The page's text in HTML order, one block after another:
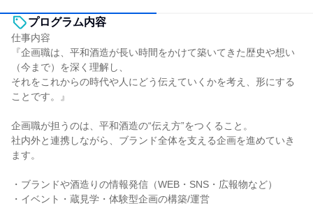
プログラム内容
仕事内容
『企画職は、平和酒造が長い時間をかけて築いてきた歴史や想い
（今まで）を深く理解し、
それをこれからの時代や人にどう伝えていくかを考え、形にする
ことです。』
企画職が担うのは、平和酒造の“伝え方”をつくること。
社内外と連携しながら、ブランド全体を支える企画を進めていき
ます。
・ブランドや酒造りの情報発信（WEB・SNS・広報物など）
・イベント・蔵見学・体験型企画の構築/運営